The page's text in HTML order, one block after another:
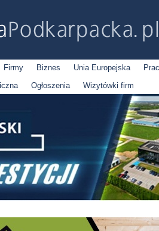
Firmy Biznes Unia Europejska
Ogłoszenia Wizytówki firm